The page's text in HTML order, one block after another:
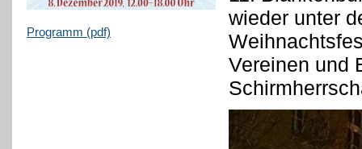
Programm (pdf)
wieder unter
Vereinen und